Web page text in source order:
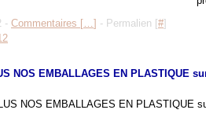
- Commentaires […] - Permalien [#]
NOS EMBALLAGES EN PLASTIQUE